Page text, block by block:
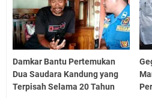
Damkar Bantu Pertemukan
Dua Saudara Kandung yang
Terpisah Selama 20 Tahun